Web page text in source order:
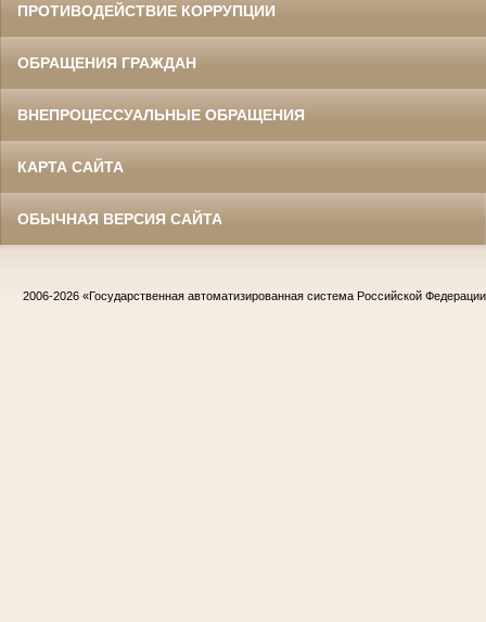
ПРОТИВОДЕЙСТВИЕ КОРРУПЦИИ
ОБРАЩЕНИЯ ГРАЖДАН
ВНЕПРОЦЕССУАЛЬНЫЕ ОБРАЩЕНИЯ
КАРТА САЙТА
ОБЫЧНАЯ ВЕРСИЯ САЙТА
2006-2026 «Государственная автоматизированная система Российской